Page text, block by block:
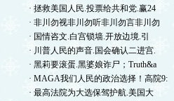
· 拯救美国人民.投票给共和党.赢24
· 非川勿视非川勿听非川勿言非川勿
· 国情咨文.白宫锁墙.开放边境.引
· 川普人民的声音.国会确认二进宫.
· 黑莉要滚蛋.黑婆娘诈尸；Truth&a
· MAGA我们人民的政治选择！高院9:
· 最高法院为大选保驾护航.美国大